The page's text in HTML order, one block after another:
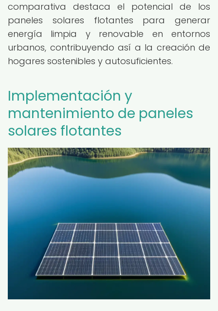
comparativa destaca el potencial de los
paneles solares flotantes para generar
energía limpia y renovable en entornos
urbanos, contribuyendo así a la creación de
hogares sostenibles y autosuficientes.
Implementación y
mantenimiento de paneles
solares flotantes